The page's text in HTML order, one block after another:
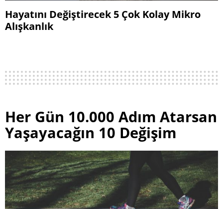
Hayatını Değiştirecek 5 Çok Kolay Mikro
Alışkanlık
Her Gün 10.000 Adım Atarsan
Yaşayacağın 10 Değişim